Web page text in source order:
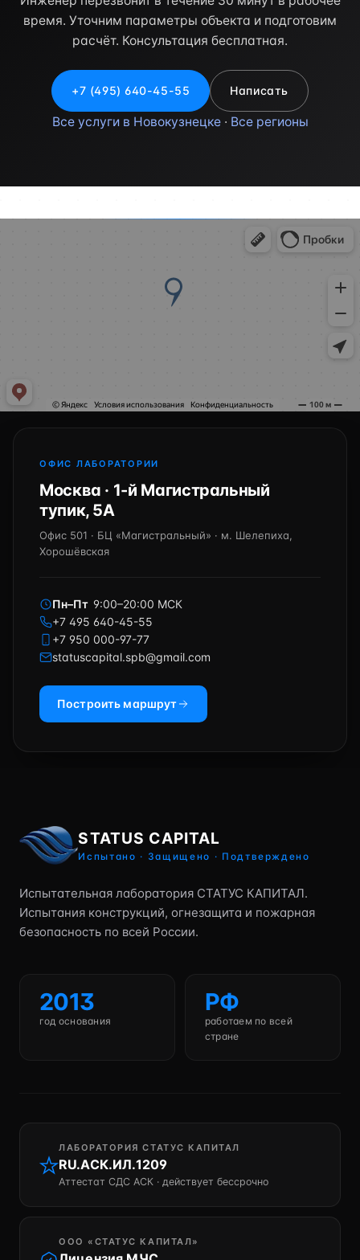
время. Уточним параметры объекта и подготовим
расчёт. Консультация бесплатная.
+7 (495) 640-45-55 Написать
Все услуги в Новокузнецке· Все регионы
ОФИС ЛАБОРАТОРИИ
Москва · 1-й Магистральный
тупик, 5А
Офис 501 · БЦ «Магистральный» · м. Шелепиха,
Хорошёвская
Пн–Пт 9:00–20:00 МСК
+7 495 640-45-55
+7 950 000-97-77
statuscapital.spb@gmail.com
Построить маршрут
STATUS CAPITAL
Испытано · Защищено · Подтверждено
Испытательная лаборатория СТАТУС КАПИТАЛ.
Испытания конструкций, огнезащита и пожарная
безопасность по всей России.
2013
год основания
РФ
работаем по всей
стране
ЛАБОРАТОРИЯ СТАТУС КАПИТАЛ
RU.АСК.ИЛ.1209
Аттестат СДС АСК · действует бессрочно
ООО «СТАТУС КАПИТАЛ»